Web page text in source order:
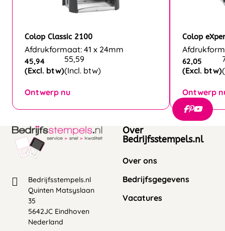
Colop Classic 2100
Afdrukformaat: 41 x 24mm
45,94
(Excl. btw)
55,59
(Incl. btw)
Ontwerp nu
Colop
62,05
(Excl. btw)
Ontwerp
Bedrijfsstempels.nl
Quinten Matsyslaan
35
5642JC Eindhoven
Nederland
Over
Bedrijfsstempels.nl
Over ons
Bedrijfsgegevens
Vacatures